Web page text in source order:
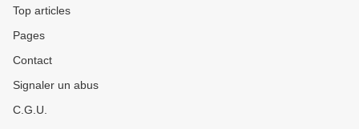
Top articles
Pages
Contact
Signaler un abus
C.G.U.